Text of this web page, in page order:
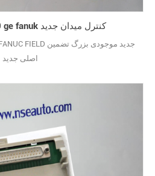
ge ic670mdl930 ge fanuk کنترل میدان جدید
اصلی جدید